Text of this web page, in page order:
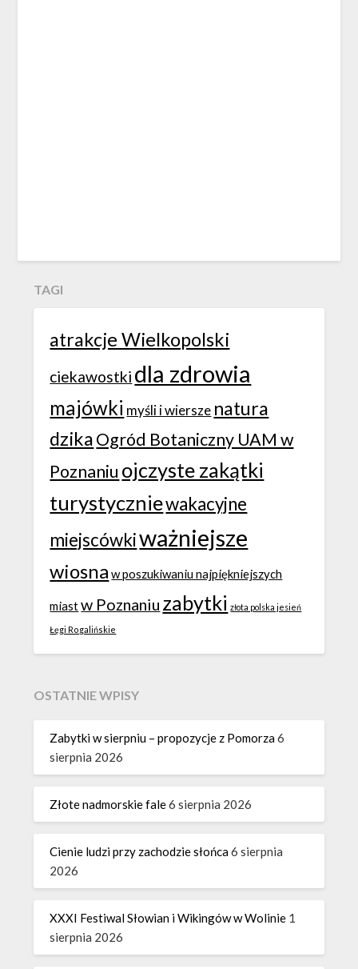
TAGI
atrakcje Wielkopolski
ciekawostki dla zdrowia
majówki myśli i wiersze natura
dzikaOgród Botaniczny UAM w
Poznaniu ojczyste zakątki
turystyczniewakacyjne
miejscówkiważniejsze
wiosna w poszukiwaniu najpiękniejszych
miastw Poznaniu zabytki złota polska jesień
Łęgi Rogalińskie
OSTATNIE WPISY
Zabytki w sierpniu – propozycje z Pomorza6
sierpnia 2026
Złote nadmorskie fale6 sierpnia 2026
Cienie ludzi przy zachodzie słońca6 sierpnia
2026
XXXI Festiwal Słowian i Wikingów w Wolinie 1
sierpnia 2026